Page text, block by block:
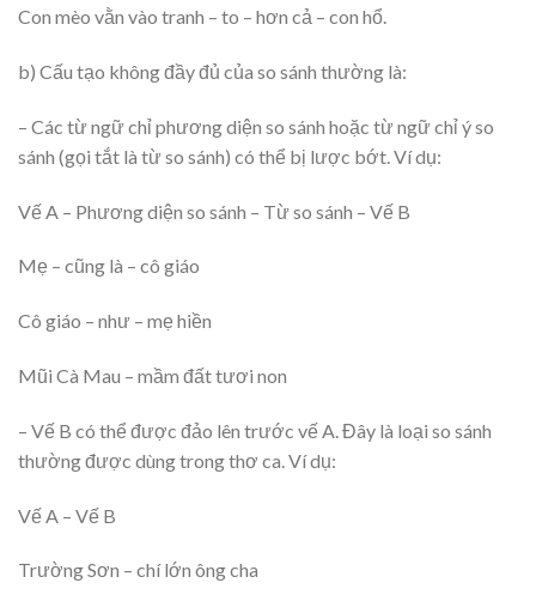
Con mèo vằn vào tranh – to – hơn cả – con hổ.
b) Cấu tạo không đầy đủ của so sánh thường là:
– Các từ ngữ chỉ phương diện so sánh hoặc từ ngữ chỉ ý so
sánh (gọi tắt là từ so sánh) có thể bị lược bớt. Ví dụ:
Vế A – Phương diện so sánh – Từ so sánh – Vế B
Mẹ – cũng là – cô giáo
Cô giáo – như – mẹ hiền
Mũi Cà Mau – mầm đất tươi non
– Vế B có thể được đảo lên trước vế A. Đây là loại so sánh
thường được dùng trong thơ ca. Ví dụ:
Vế A – Vế B
Trường Sơn – chí lớn ông cha